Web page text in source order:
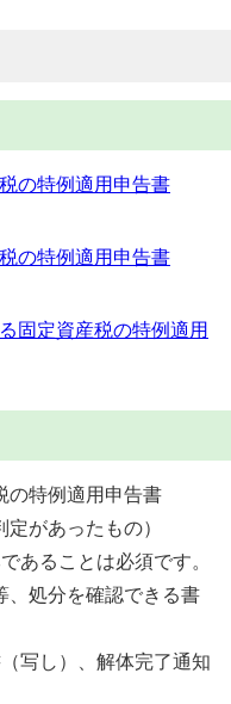
の特例適用申告書
の特例適用申告書
固定資産税の特例適用
の特例適用申告書
があったもの）
あることは必須です。
、処分を確認できる書
写し）、解体完了通知